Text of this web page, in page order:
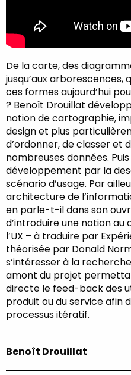
De la carte, des
jusqu’aux
ces formes aujourd’hui
? Benoît Drouillat
notion de cartographie,
design et plus
d’ordonner, de classer et
nombreuses données.
développement par la
scénario d’usage. Par
architecture de
en parle-t-il dans son
d’introduire une notion
l’UX – à traduire par
théorisée par Donald
s’intéresser à la
amont du projet
directe le feed-back des
produit ou du service afin
processus itératif.
Benoît Drouillat